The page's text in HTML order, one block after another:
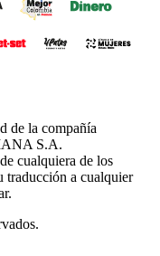
de la compañía
S.A.
cualquiera de los
traducción a cualquier